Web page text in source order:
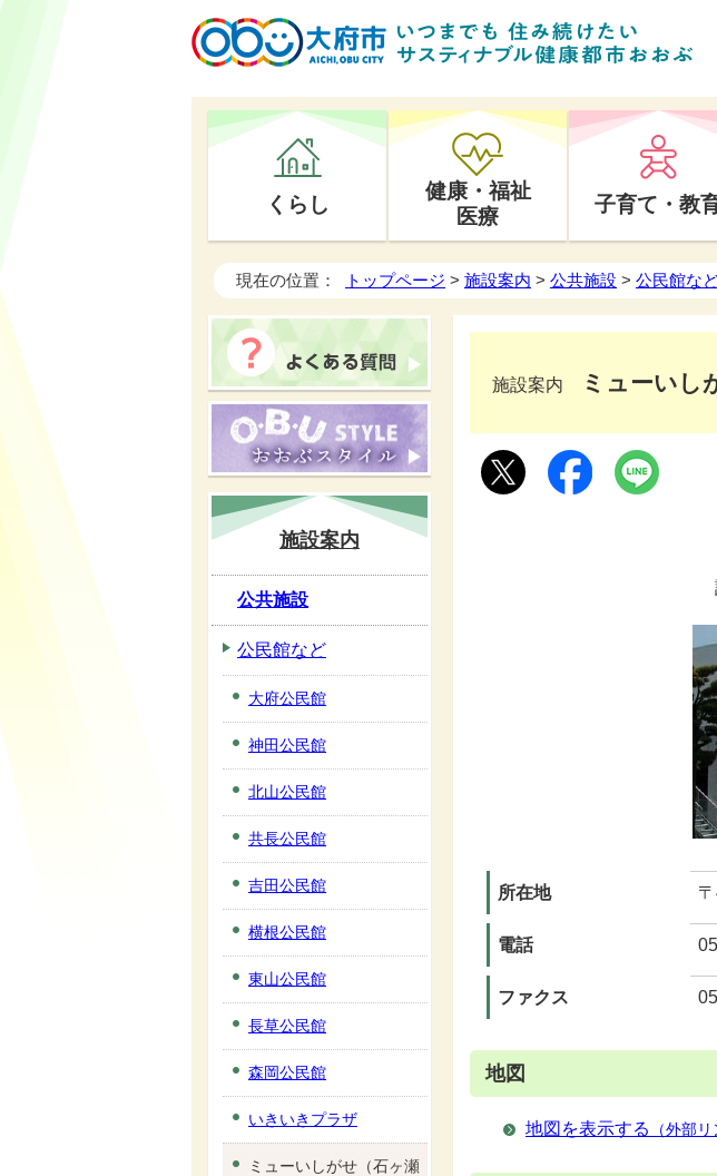
くらし
健康・福祉
医療
子育て・教
現在の位置： トップページ > 施設案内 > 公共施設 > 公民館な
施設案内 ミューいし
所在地
電話
ファクス
地図
地図を表示する （外部リ
施設案内
公共施設
公民館など
大府公民館
神田公民館
北山公民館
共長公民館
吉田公民館
横根公民館
東山公民館
長草公民館
森岡公民館
いきいきプラザ
ミューいしがせ（石ヶ瀬